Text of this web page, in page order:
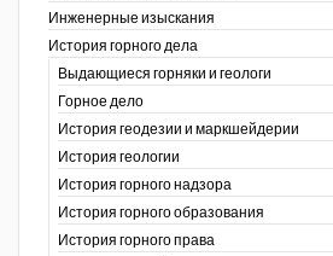
Инженерные изыскания
История горного дела
Выдающиеся горняки и геологи
Горное дело
История геодезии и маркшейдерии
История геологии
История горного надзора
История горного образования
История горного права